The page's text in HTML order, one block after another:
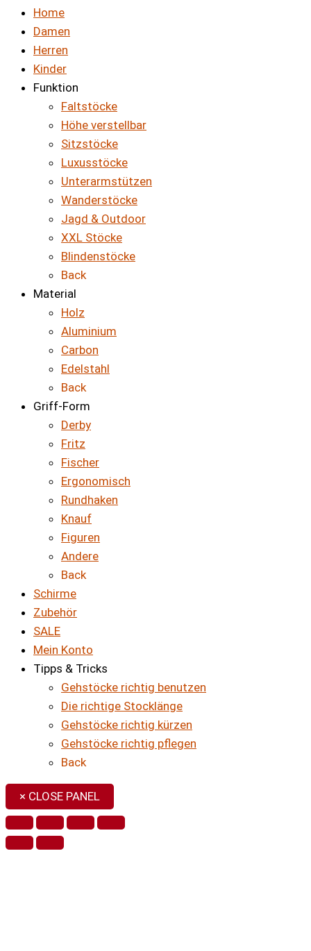
Home
Damen
Herren
Kinder
Funktion
Faltstöcke
Höhe verstellbar
Sitzstöcke
Luxusstöcke
Unterarmstützen
Wanderstöcke
Jagd & Outdoor
XXL Stöcke
Blindenstöcke
Back
Material
Holz
Aluminium
Carbon
Edelstahl
Back
Griff-Form
Derby
Fritz
Fischer
Ergonomisch
Rundhaken
Knauf
Figuren
Andere
Back
Schirme
Zubehör
SALE
Mein Konto
Tipps & Tricks
Gehstöcke richtig benutzen
Die richtige Stocklänge
Gehstöcke richtig kürzen
Gehstöcke richtig pflegen
Back
× CLOSE PANEL